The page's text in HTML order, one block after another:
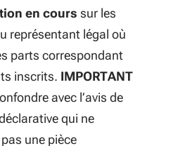
en cours sur les
représentant légal où
parts correspondant
inscrits. IMPORTANT
avec l’avis de
qui ne
une pièce